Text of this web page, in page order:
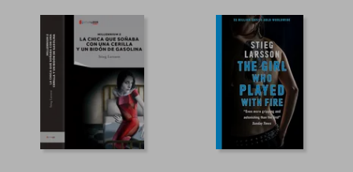
55%
dcto.
S/ 165,50
S/ 74,47
55%
dcto.